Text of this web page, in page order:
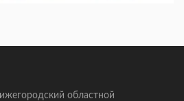
областной